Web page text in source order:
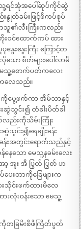
ေသူ့ရင်အုံအပေါ်ဆုပ်ကိုင်ဆွဲ
တ်ခမ်းဖြင့်ဖိကပ်စုပ်
သူ၏လီးကြီးကလည်း
းဝင်ထောက်ကပ် ထား
းနွေးကြီး ကြောင့်တ
ော စိတ်များပေါ်လာမိ
သူ့စောက်ပတ်ကလေး
ာလေသည်။
ပွေ့ဖက်ကာ အိမ်သာနှင့်
ဆွဲသွင်း၍ တံခါးပိတ်ခါ
ည်းကိုသိမ်းကြုံး
င်း၍ရေချိုးခန်း
န်းအတွင်းရောက်သည်နှင့်
နေသော မေသူ့နခမ်းလေး
ာ့ အူး အိ ပြွတ် ပြွတ် ဟ
းတာကိုခြေဖျားက
သိုင်းဖက်ထားမိလေ
းလုံးဝန်းသော မေသူ့
တခြမိးစီဖိကြိတ်ပွတ်